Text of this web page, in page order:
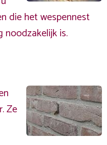
die het wespennest
noodzakelijk is.
Ze